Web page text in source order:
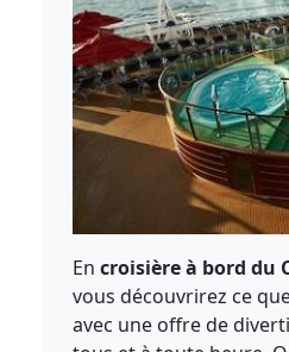
Encroisière à bord du
vous découvrirez ce
avec une offre de